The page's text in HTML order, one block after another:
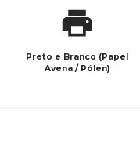
Preto e Branco (Papel
Avena / Pólen)